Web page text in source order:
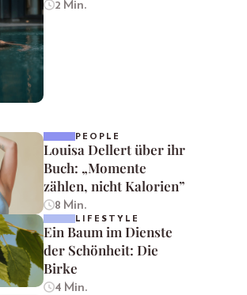
2 Min.
PEOPLE
Louisa Dellert über ihr
Buch: „Momente
zählen, nicht Kalorien”
8 Min.
LIFESTYLE
Ein Baum im Dienste
der Schönheit: Die
Birke
4 Min.